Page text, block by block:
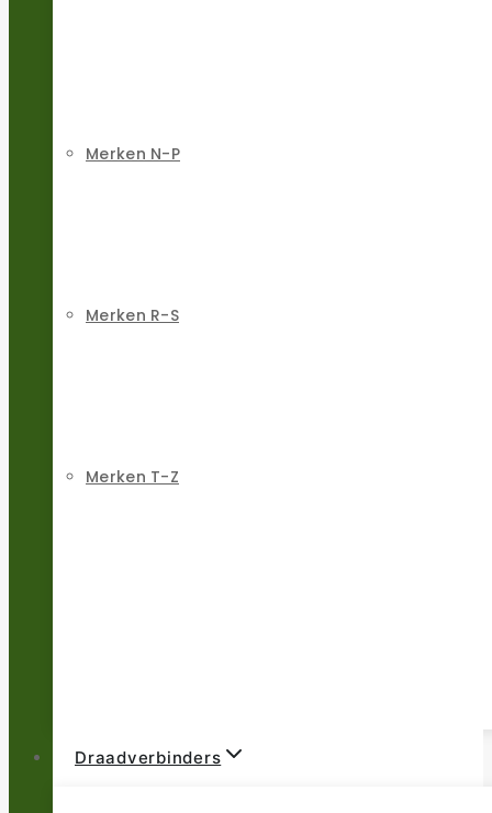
Merken N-P
Merken R-S
Merken T-Z
Draadverbinders